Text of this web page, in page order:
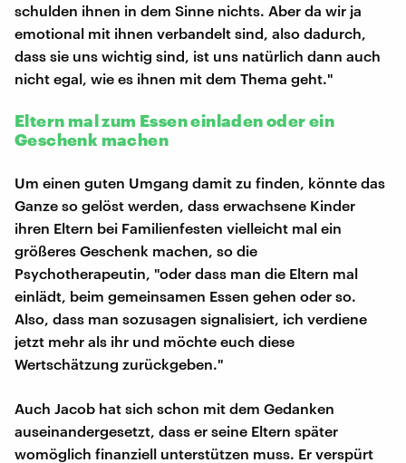
schulden ihnen in dem Sinne nichts. Aber da wir ja
emotional mit ihnen verbandelt sind, also dadurch,
dass sie uns wichtig sind, ist uns natürlich dann auch
nicht egal, wie es ihnen mit dem Thema geht."
Eltern mal zum Essen einladen oder ein
Geschenk machen
Um einen guten Umgang damit zu finden, könnte das
Ganze so gelöst werden, dass erwachsene Kinder
ihren Eltern bei Familienfesten vielleicht mal ein
größeres Geschenk machen, so die
Psychotherapeutin, "oder dass man die Eltern mal
einlädt, beim gemeinsamen Essen gehen oder so.
Also, dass man sozusagen signalisiert, ich verdiene
jetzt mehr als ihr und möchte euch diese
Wertschätzung zurückgeben."
Auch Jacob hat sich schon mit dem Gedanken
auseinandergesetzt, dass er seine Eltern später
womöglich finanziell unterstützen muss. Er verspürt